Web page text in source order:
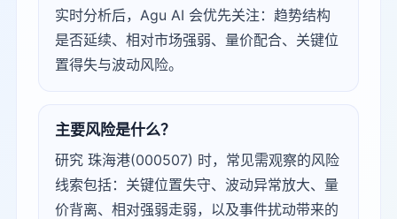
实时分析后，Agu AI 会优先关注：趋势结构
是否延续、相对市场强弱、量价配合、关键位
置得失与波动风险。
主要风险是什么？
研究 珠海港(000507) 时，常见需观察的风险
线索包括：关键位置失守、波动异常放大、量
价背离、相对强弱走弱，以及事件扰动带来的